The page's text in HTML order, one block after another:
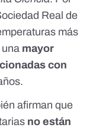
Real de
más
mayor
con
afirman que
no están